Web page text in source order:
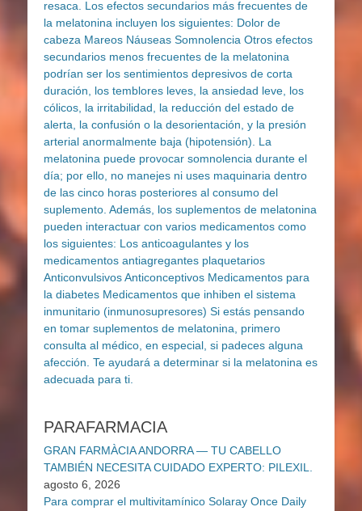
PARAFARMACIA
GRAN FARMÀCIA ANDORRA — TU CABELLO
TAMBIÉN NECESITA CUIDADO EXPERTO: PILEXIL.
agosto 6, 2026
Para comprar el multivitamínico Solaray Once Daily